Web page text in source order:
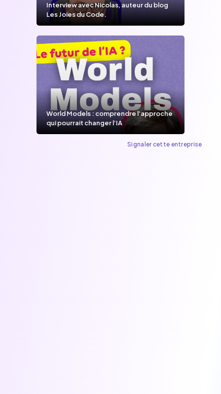
Interview avec Nicolas, auteur du blog
Les Joies du Code.
World Models : comprendre l’approche
qui pourrait changer l’IA
Signaler cette entreprise